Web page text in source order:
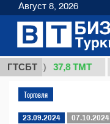
ГТСБТ
1 (кг.) 37,8 ТМТ
Торговля
23.09.2024 07.10.2024
Август 8, 2026